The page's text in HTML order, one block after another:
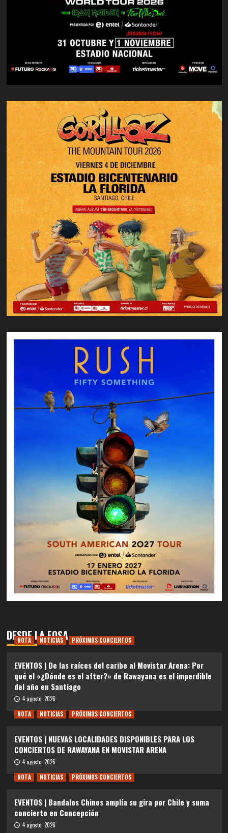
DESDE LA FOSA
NOTA NOTICIAS PRÓXIMOS CONCIERTOS
EVENTOS | De las raíces del caribe al Movistar Arena: Por
qué el «¿Dónde es el after?» de Rawayana es el imperdible
del año en Santiago
4 agosto, 2026
NOTA
NOTICIAS PRÓXIMOS CONCIERTOS
EVENTOS | NUEVAS LOCALIDADES DISPONIBLES PARA LOS
CONCIERTOS DE RAWAYANA EN MOVISTAR ARENA
4 agosto, 2026
NOTA
NOTICIAS PRÓXIMOS CONCIERTOS
EVENTOS | Bandalos Chinos amplía su gira por Chile y suma
concierto en Concepción
4 agosto, 2026